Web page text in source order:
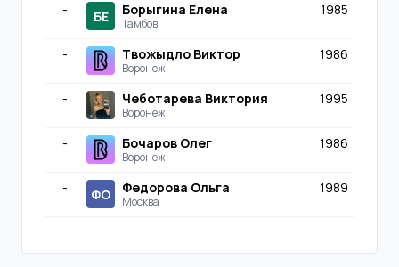
- БЕ Борыгина Елена
Тамбов
1985
- Твожыдло Виктор
Воронеж
1986
- Чеботарева Виктория
Воронеж
1995
- Бочаров Олег
Воронеж
1986
- ФО Федорова Ольга
Москва
1989